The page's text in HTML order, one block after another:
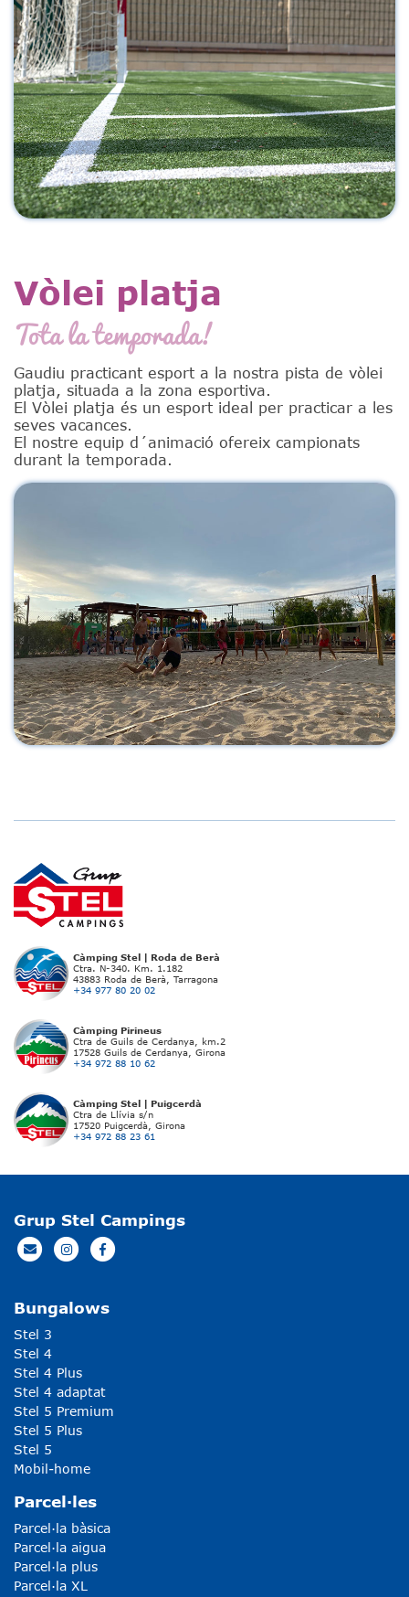
Vòlei platja
Tota la temporada!
Gaudiu practicant esport a la nostra pista de vòlei
platja, situada a la zona esportiva.
El Vòlei platja és un esport ideal per practicar a les
seves vacances.
El nostre equip d´animació ofereix campionats
durant la temporada.
Càmping Stel | Roda de Berà
Ctra. N-340. Km. 1.182
43883 Roda de Berà, Tarragona
+34 977 80 20 02
Càmping Pirineus
Ctra de Guils de Cerdanya, km.2
17528 Guils de Cerdanya, Girona
+34 972 88 10 62
Càmping Stel | Puigcerdà
Ctra de Llívia s/n
17520 Puigcerdà, Girona
+34 972 88 23 61
Grup Stel Campings
Bungalows
Stel 3
Stel 4
Stel 4 Plus
Stel 4 adaptat
Stel 5 Premium
Stel 5 Plus
Stel 5
Mobil-home
Parcel·les
Parcel·la bàsica
Parcel·la aigua
Parcel·la plus
Parcel·la XL